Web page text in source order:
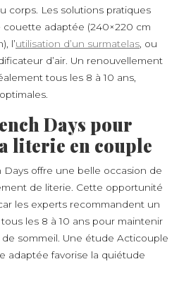
corps. Les solutions pratiques
couette adaptée (240×220 cm
l’utilisation d’un surmatelas , ou
d’air. Un renouvellement
tous les 8 à 10 ans,
Days pour
literie en couple
Days offre une belle occasion de
de literie. Cette opportunité
les experts recommandent un
les 8 à 10 ans pour maintenir
sommeil. Une étude Acticouple
adaptée favorise la quiétude